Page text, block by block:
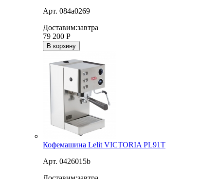
Арт. 084a0269
Доставим:завтра
79 200 Р
В корзину
Кофемашина Lelit VICTORIA PL91T
Арт. 0426015b